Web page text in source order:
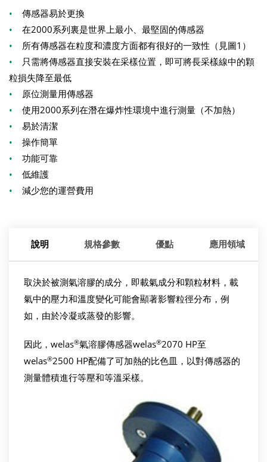
• 傳感器易於更換
• 在2000系列裏是世界上最小、最堅固的傳感器
• 所有傳感器在粒度和濃度方面都有很好的一致性（見圖1）
• 只需將傳感器直接安裝在采樣位置，即可將長采樣線中的顆
粒損失降至最低
• 原位測量用傳感器
• 使用2000系列在潛在爆炸性環境中進行測量（不加熱）
• 易於清潔
• 操作簡單
• 功能可靠
• 低維護
• 減少您的運營費用
說明 規格參數 優點 應用領域
取決於被測氣溶膠的成分，即載氣成分和顆粒材料，載
氣中的壓力和溫度變化可能會顯著影響粒徑分布，例
如，由於冷凝或蒸發的影響。
因此，welas®氣溶膠傳感器welas®2070 HP至
welas®2500 HP配備了可加熱的比色皿，以對傳感器的
測量體積進行等壓和等溫采樣。